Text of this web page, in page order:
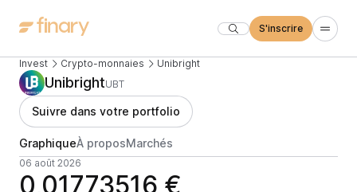
S'inscrire
Invest Crypto-monnaies Unibright
UnibrightUBT
Suivre dans votre portfolio
GraphiqueÀ proposMarchés
06 août 2026
0,01773516 €